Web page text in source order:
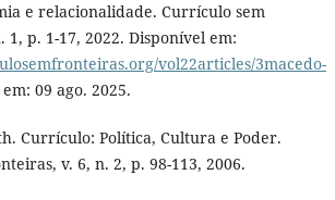
e relacionalidade. Currículo sem
1, p. 1-17, 2022. Disponível em:
vol22articles/3macedo-
em: 09 ago. 2025.
Currículo: Política, Cultura e Poder.
v. 6, n. 2, p. 98-113, 2006.